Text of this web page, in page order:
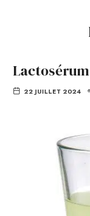
Lactosérum
22 JUILLET 2024